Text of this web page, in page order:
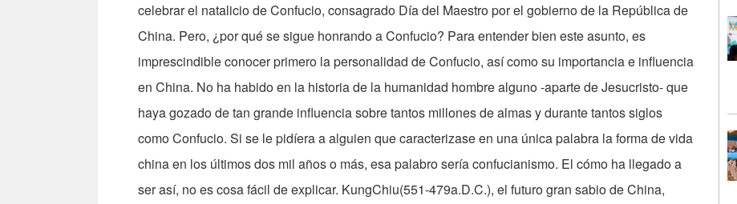
celebrar el natalicio de Confucio, consagrado Día del Maestro por el gobierno de la República de
China. Pero, ¿por qué se sigue honrando a Confucio? Para entender bien este asunto, es
imprescindible conocer primero la personalidad de Confucio, así como su importancia e influencia
en China. No ha habido en la historia de la humanidad hombre alguno -aparte de Jesucristo- que
haya gozado de tan grande influencia sobre tantos millones de almas y durante tantos siglos
como Confucio. Si se le pidíera a alguien que caracterizase en una única palabra la forma de vida
china en los últimos dos mil años o más, esa palabro sería confucianismo. El cómo ha llegado a
ser así, no es cosa fácil de explicar. KungChiu(551-479a.D.C.), el futuro gran sabio de China,